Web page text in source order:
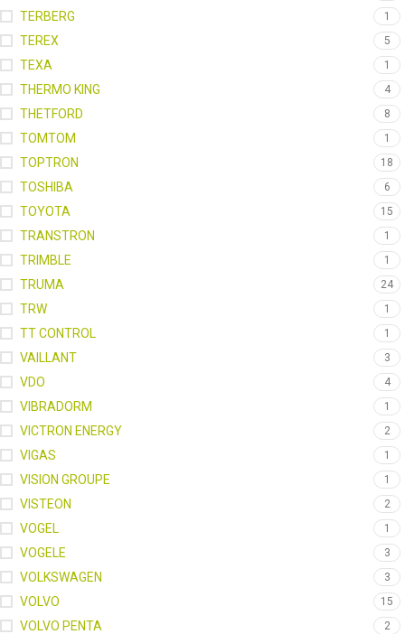
TERBERG 1
TEREX 5
TEXA 1
THERMO KING 4
THETFORD 8
TOMTOM 1
TOPTRON 18
TOSHIBA 6
TOYOTA 15
TRANSTRON 1
TRIMBLE 1
TRUMA 24
TRW 1
TT CONTROL 1
VAILLANT 3
VDO 4
VIBRADORM 1
VICTRON ENERGY 2
VIGAS 1
VISION GROUPE 1
VISTEON 2
VOGEL 1
VOGELE 3
VOLKSWAGEN 3
VOLVO 15
VOLVO PENTA 2